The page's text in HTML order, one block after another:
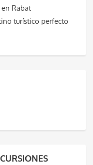
en Rabat
turístico perfecto